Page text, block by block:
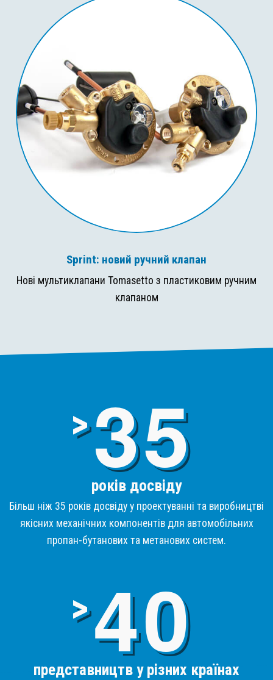
Sprint: новий ручний клапан
Нові мультиклапани Tomasetto з пластиковим ручним
клапаном
>3
років досвіду
Більш ніж 35 років досвіду у проектуванні та виробництві
якісних механічних компонентів для автомобільних
пропан-бутанових та метанових систем.
>4
представництв у різних країнах